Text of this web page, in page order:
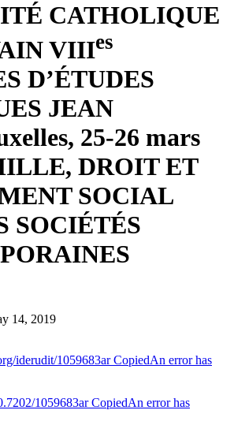
CATHOLIQUE
VIIIes
D’ÉTUDES
JEAN
25-26 mars
DROIT ET
SOCIAL
SOCIÉTÉS
14, 2019
iderudit/1059683arCopiedAn error has
1059683arCopiedAn error has